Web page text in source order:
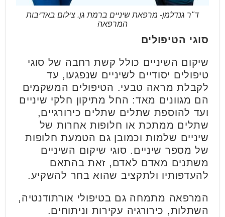
ד"ר גנדלמן- מרפאת שיניים ברמת גן. צילום באדיבות
המרפאה
סוגי הטיפולים
שיקום השיניים כולל קשת רחבה של סוגי
טיפולים יסודיים לשיניים שנפגעו, עד
לקבלת מראה טבעי. הטיפולים המשקמים
הם מגוונים מאד: החל מתיקון חלקי שיניים
ועד להוספת שתלים שתלים כירורגיים,
שתלים ממתכת או חלופות אחרות של
שיניים שלמות וכמובן גם הטמעת חלופות
של מספר שיניים. סוגי שיקום השיניים
משתנים מאדם לאדם, זאת בהתאם
להעדפותיו ולתקציב שהוא בחר להשקיע.
המרפאה מתמחה גם בטיפולי אורתודנטיה,
השתלות, כירורגיה עקירות וניתוחים.